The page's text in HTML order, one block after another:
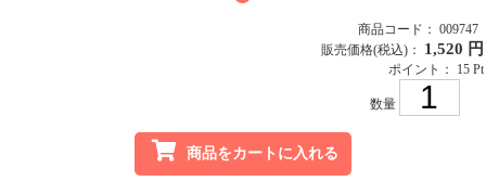
商品コード： 009747
販売価格(税込)： 1,520 円
ポイント： 15 Pt
数量
商品をカートに入れる